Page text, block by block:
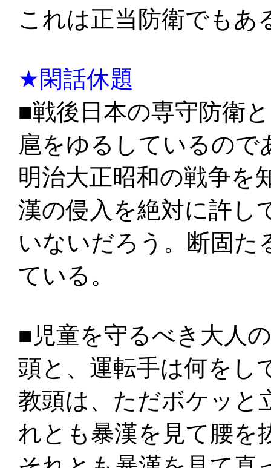
これは正当防衛でもあ
★閑話休題
■戦後日本の専守防衛
扈をゆるしているので
明治大正昭和の戦争を
漢の侵入を絶対に許し
いないだろう。断固た
ている。
■児童を守るべき大人
頭と、運転手は何をし
教頭は、ただボケッと
れとも暴漢を見て腰を